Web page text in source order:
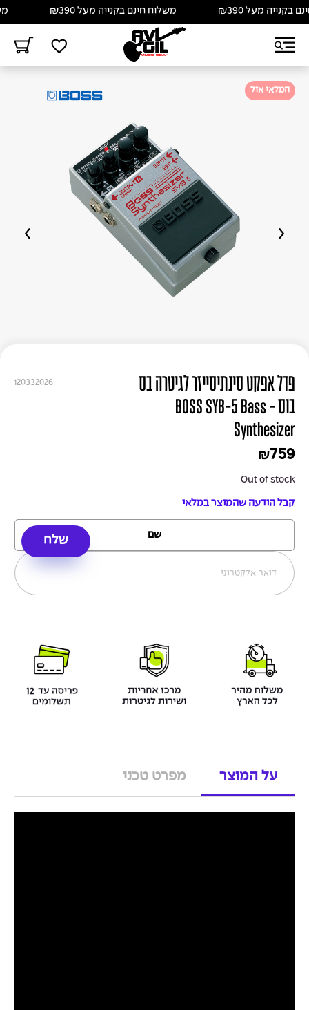
מעל ₪390 משלוח חינם בקנייה מעל ₪390
המלאי אזל
120332026
פדל אפקט סינתיסייזר לגיטרה בס
בוס - BOSS SYB-5 Bass
Synthesizer
₪759
Out of stock
קבל הודעה שהמוצר במלאי
על המוצר מפרט טכני